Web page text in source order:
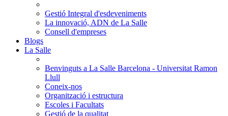
Gestió Integral d'esdeveniments
La innovació, ADN de La Salle
Consell d'empreses
Blogs
La Salle
Benvinguts a La Salle Barcelona - Universitat Ramon
Llull
Coneix-nos
Organització i estructura
Escoles i Facultats
Gestió de la qualitat